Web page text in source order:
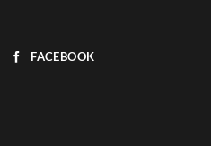
FACEBOOK